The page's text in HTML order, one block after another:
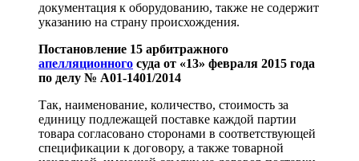
документация к оборудованию, также не содержит
указанию на страну происхождения.
Постановление 15 арбитражного
апелляционного суда от «13» февраля 2015 года
по делу № А01-1401/2014
Так, наименование, количество, стоимость за
единицу подлежащей поставке каждой партии
товара согласовано сторонами в соответствующей
спецификации к договору, а также товарной